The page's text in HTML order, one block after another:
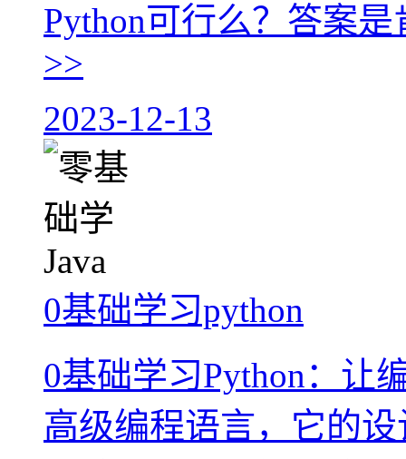
Python可行么？答案
>>
2023-12-13
0基础学习python
0基础学习Python：让
高级编程语言，它的